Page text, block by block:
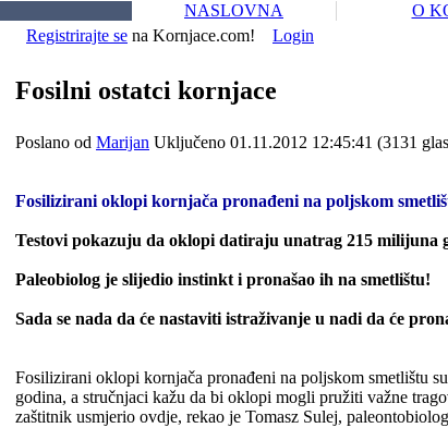
NASLOVNA O
Registrirajte se na Kornjace.com! Login
Fosilni ostatci kornjace
Poslano od Marijan Uključeno 01.11.2012 12:45:41 (3131
Fosilizirani oklopi kornjača pronađeni na poljskom
Testovi pokazuju da oklopi datiraju unatrag 215 milijuna
Paleobiolog je slijedio instinkt i pronašao ih na smetlištu!
Sada se nada da će nastaviti istraživanje u nadi da će
Fosilizirani oklopi kornjača pronađeni na poljskom smetlištu
godina, a stručnjaci kažu da bi oklopi mogli pružiti važne
zaštitnik usmjerio ovdje, rekao je Tomasz Sulej,